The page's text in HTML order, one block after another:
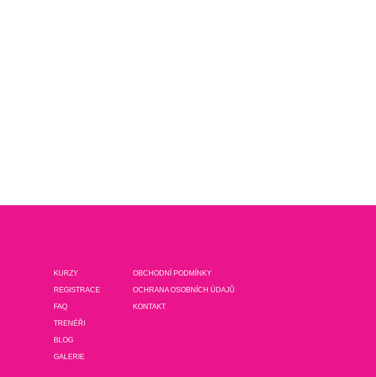
KURZY
REGISTRACE
FAQ
TRENÉŘI
BLOG
GALERIE
OBCHODNÍ PODMÍNKY
OCHRANA OSOBNÍCH ÚDAJŮ
KONTAKT